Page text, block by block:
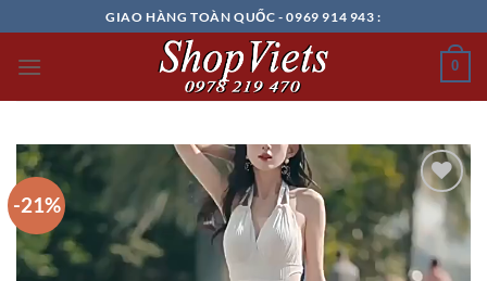
đến
nội
GIAO HÀNG TOÀN QUỐC - 0969 914 943 :
0
-21%
Add to
wishlist